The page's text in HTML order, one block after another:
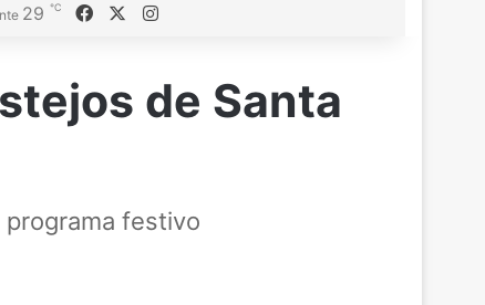
29 ℃ FacebookInstagram
de Santa
festivo